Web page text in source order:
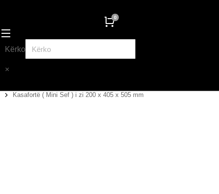
Kërko
×
You are here:
Kasafortë ( Mini Sef ) i zi 200 x 405 x 505 mm